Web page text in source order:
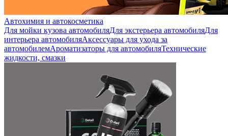
Автохимия и автокосметика
Для мойки кузова автомобиляДля экстерьера автомобиляДля
интерьера автомобиляАксессуары для ухода за
автомобилемАроматизаторы для автомобиляТехнические
жидкости, смазки